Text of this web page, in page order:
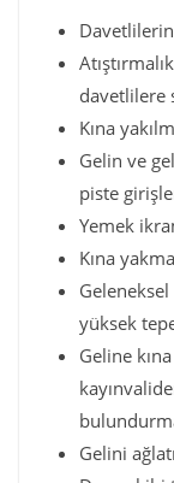
davetlilere
Kına
Gelin ve
piste
Yemek
Kına
yüksek
Geline
Gelini